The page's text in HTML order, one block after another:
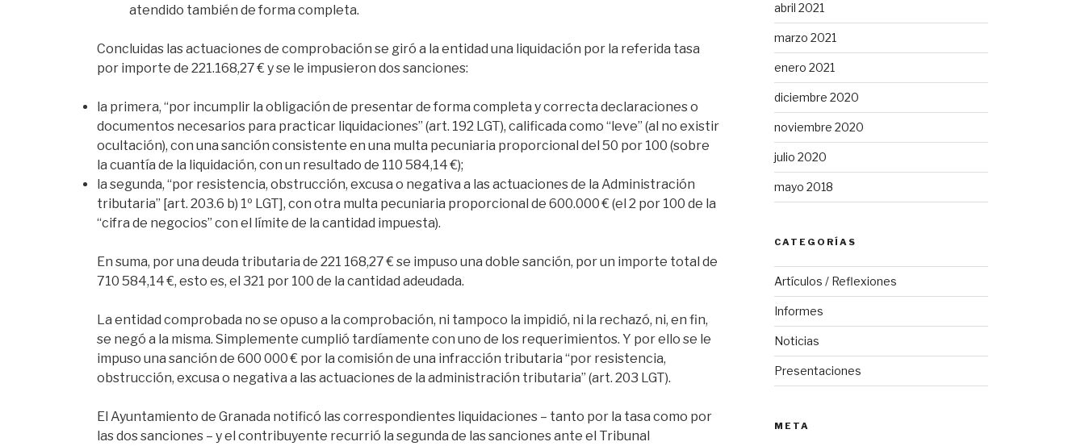
atendido también de forma completa.
Concluidas las actuaciones de comprobación se giró a la entidad una liquidación por la referida tasa
por importe de 221.168,27 € y se le impusieron dos sanciones:
la primera, “por incumplir la obligación de presentar de forma completa y correcta declaraciones o
documentos necesarios para practicar liquidaciones” (art. 192 LGT), calificada como “leve” (al no existir
ocultación), con una sanción consistente en una multa pecuniaria proporcional del 50 por 100 (sobre
la cuantía de la liquidación, con un resultado de 110 584,14 €);
la segunda, “por resistencia, obstrucción, excusa o negativa a las actuaciones de la Administración
tributaria” [art. 203.6 b) 1º LGT], con otra multa pecuniaria proporcional de 600.000 € (el 2 por 100 de la
“cifra de negocios” con el límite de la cantidad impuesta).
En suma, por una deuda tributaria de 221 168,27 € se impuso una doble sanción, por un importe total de
710 584,14 €, esto es, el 321 por 100 de la cantidad adeudada.
La entidad comprobada no se opuso a la comprobación, ni tampoco la impidió, ni la rechazó, ni, en fin,
se negó a la misma. Simplemente cumplió tardíamente con uno de los requerimientos. Y por ello se le
impuso una sanción de 600 000 € por la comisión de una infracción tributaria “por resistencia,
obstrucción, excusa o negativa a las actuaciones de la administración tributaria” (art. 203 LGT).
El Ayuntamiento de Granada notificó las correspondientes liquidaciones – tanto por la tasa como por
las dos sanciones – y el contribuyente recurrió la segunda de las sanciones ante el Tribunal
abril 2021
marzo 2021
enero 2021
diciembre 2020
noviembre 2020
julio 2020
mayo 2018
CATEGORÍAS
Artículos / Reflexiones
Informes
Noticias
Presentaciones
META